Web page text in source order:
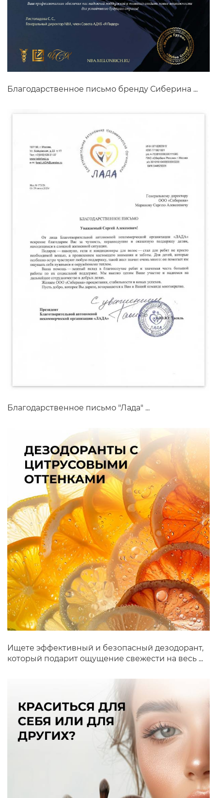
Благодарственное письмо бренду Сиберина ...
Благодарственное письмо "Лада" ...
Ищете эффективный и безопасный дезодорант,
который подарит ощущение свежести на весь ...